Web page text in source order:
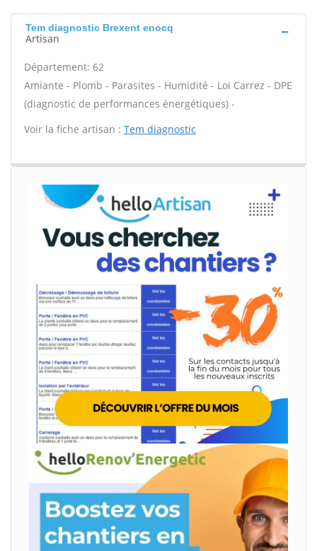
Tem diagnostic Brexent enocq
Artisan
Département: 62
Amiante - Plomb - Parasites - Humidité - Loi Carrez - DPE
(diagnostic de performances énergétiques) -
Voir la fiche artisan : Tem diagnostic